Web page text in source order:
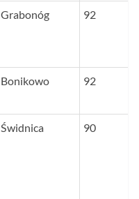
Grabonóg 92
Bonikowo 92
Świdnica 90